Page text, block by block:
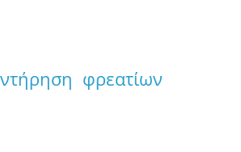
φρεατίων